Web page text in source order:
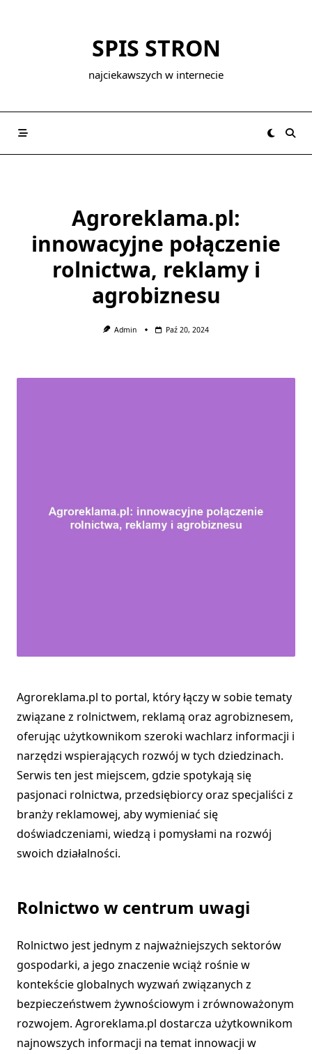
SPIS STRON
najciekawszych w internecie
Agroreklama.pl:
innowacyjne połączenie
rolnictwa, reklamy i
agrobiznesu
Admin Paź 20, 2024
Agroreklama.pl to portal, który łączy w sobie tematy
związane z rolnictwem, reklamą oraz agrobiznesem,
oferując użytkownikom szeroki wachlarz informacji i
narzędzi wspierających rozwój w tych dziedzinach.
Serwis ten jest miejscem, gdzie spotykają się
pasjonaci rolnictwa, przedsiębiorcy oraz specjaliści z
branży reklamowej, aby wymieniać się
doświadczeniami, wiedzą i pomysłami na rozwój
swoich działalności.
Rolnictwo w centrum uwagi
Rolnictwo jest jednym z najważniejszych sektorów
gospodarki, a jego znaczenie wciąż rośnie w
kontekście globalnych wyzwań związanych z
bezpieczeństwem żywnościowym i zrównoważonym
rozwojem. Agroreklama.pl dostarcza użytkownikom
najnowszych informacji na temat innowacji w